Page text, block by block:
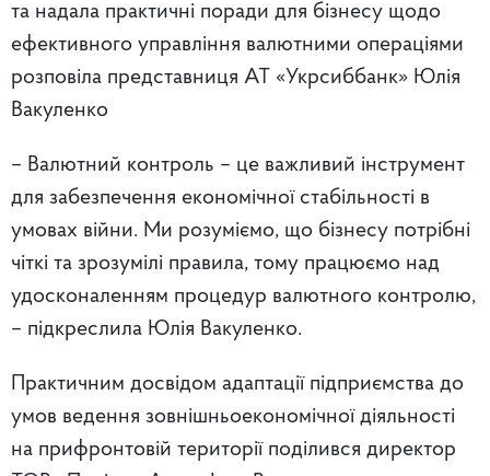
та надала практичні поради для бізнесу щодо
ефективного управління валютними операціями
розповіла представниця АТ «Укрсиббанк» Юлія
Вакуленко
– Валютний контроль – це важливий інструмент
для забезпечення економічної стабільності в
умовах війни. Ми розуміємо, що бізнесу потрібні
чіткі та зрозумілі правила, тому працюємо над
удосконаленням процедур валютного контролю,
– підкреслила Юлія Вакуленко.
Практичним досвідом адаптації підприємства до
умов ведення зовнішньоекономічної діяльності
на прифронтовій території поділився директор